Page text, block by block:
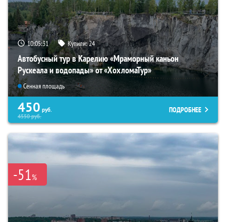
10:05:30 Купили:24
Автобусный тур в Карелию «Мраморный каньон
Рускеала и водопады» от «ХохломаТур»
Сенная площадь
450 руб.
4550руб.
ПОДРОБНЕЕ
-51%